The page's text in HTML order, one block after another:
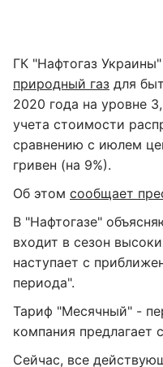
ГК "Нафтогаз
природный газ для
2020 года на уровне
учета стоимости
сравнению с июлем
гривен (на 9%).
Об этом сообщает
В "Нафтогазе"
входит в сезон
наступает с
периода".
Тариф "Месячный" -
компания предлагает
Сейчас, все